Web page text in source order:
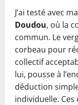
J’ai testé avec
Doudou, où la
commun. Le
corbeau pour
collectif
lui, pousse à
déduction
individuelle.